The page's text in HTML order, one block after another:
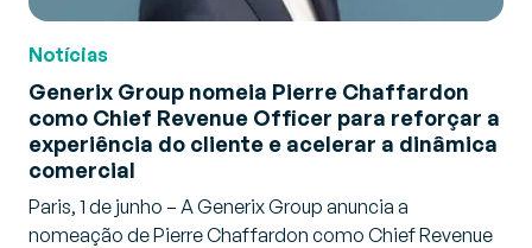
Notícias
Generix Group nomeia Pierre Chaffardon
como Chief Revenue Officer para reforçar a
experiência do cliente e acelerar a dinâmica
comercial
Paris, 1 de junho – A Generix Group anuncia a
nomeação de Pierre Chaffardon como Chief Revenue